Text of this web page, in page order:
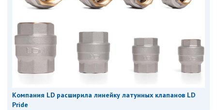
Компания LD расширила линейку латунных клапанов LD
Pride